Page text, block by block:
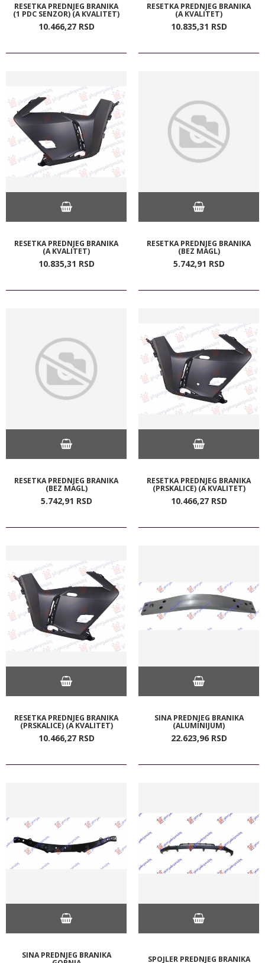
RESETKA PREDNJEG BRANIKA
(1 PDC SENZOR) (A KVALITET)
10.466,27 RSD
RESETKA PREDNJEG BRANIKA
(A KVALITET)
10.835,31 RSD
RESETKA PREDNJEG BRANIKA
(A KVALITET)
10.835,31 RSD
RESETKA PREDNJEG BRANIKA
(BEZ MAGL)
5.742,91 RSD
RESETKA PREDNJEG BRANIKA
(BEZ MAGL)
5.742,91 RSD
RESETKA PREDNJEG BRANIKA
(PRSKALICE) (A KVALITET)
10.466,27 RSD
RESETKA PREDNJEG BRANIKA
(PRSKALICE) (A KVALITET)
10.466,27 RSD
SINA PREDNJEG BRANIKA
(ALUMINIJUM)
22.623,96 RSD
SINA PREDNJEG BRANIKA SPOJLER PREDNJEG BRANIKA